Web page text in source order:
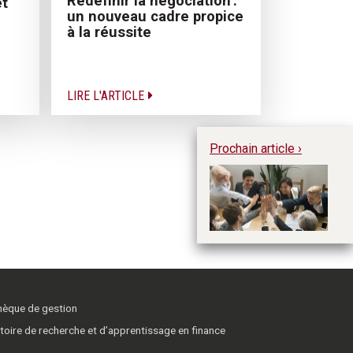
un nouveau cadre propice
à la réussite
LIRE L'ARTICLE
Prochain article ›
de gestion
de recherche et d’apprentissage en finance